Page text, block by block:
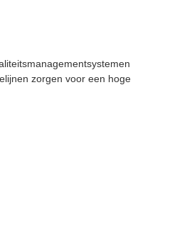
zorgen voor een hoge